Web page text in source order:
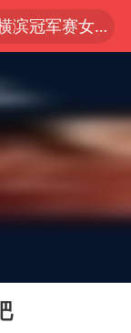
朱雨玲晋级WTT横滨冠军赛女单八强
佛山通报笔试前13被淘汰后5名进体检
”店